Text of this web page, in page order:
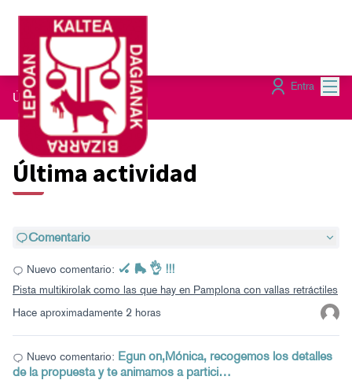
Entra
Últimas actividades
Última actividad
Comentario
Hace aproximadamente 2 horas
Nuevo comentario: 🏑 🛼 👌 !!!
Pista multikirolak como las que hay en Pamplona con vallas retráctiles
Nuevo comentario: Egun on,Mónica, recogemos los detalles
de la propuesta y te animamos a partici…